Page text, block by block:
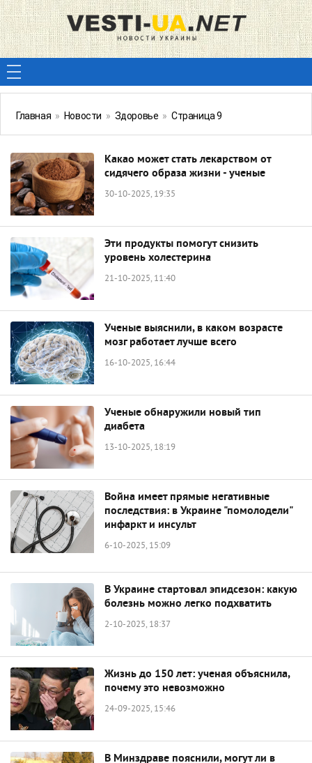
Главная » Новости » Здоровье » Страница 9
Какао может стать лекарством от
сидячего образа жизни - ученые
30-10-2025, 19:35
Эти продукты помогут снизить
уровень холестерина
21-10-2025, 11:40
Ученые выяснили, в каком возрасте
мозг работает лучше всего
16-10-2025, 16:44
Ученые обнаружили новый тип
диабета
13-10-2025, 18:19
Война имеет прямые негативные
последствия: в Украине "помолодели"
инфаркт и инсульт
6-10-2025, 15:09
В Украине стартовал эпидсезон: какую
болезнь можно легко подхватить
2-10-2025, 18:37
Жизнь до 150 лет: ученая объяснила,
почему это невозможно
24-09-2025, 15:46
В Минздраве пояснили, могут ли в